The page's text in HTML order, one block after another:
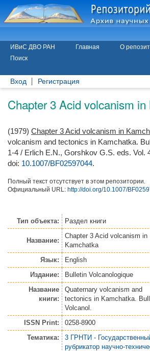
ИВиС ДВО РАН Главная О
Поиск
Вход Регистрация
Chapter 3 Acid volcanism
(1979) Chapter 3 Acid volcanism in
volcanism and tectonics in Kamchatka.
1-4 / Erlich E.N., Gorshkov G.S. eds. Vol.
doi: 10.1007/BF02597044.
Полный текст отсутствует в этом репозитории.
Официальный URL: http://doi.org/10.1007/
Тип объекта: Раздел книги
Название:
Chapter 3 Acid volcanism in
Kamchatka
Язык:
English
Издание:
Bulletin Volcanologique
Название
книги:
Quaternary volcanism and
tectonics in Kamchatka. Bull.
Volcanol.
ISSN Print:
0258-8900
Тематика:
3 ГРНТИ -
рубрикатор научно-